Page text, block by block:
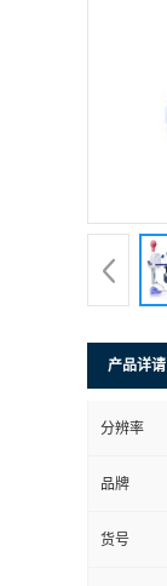
产品详请
分辨率
品牌
货号